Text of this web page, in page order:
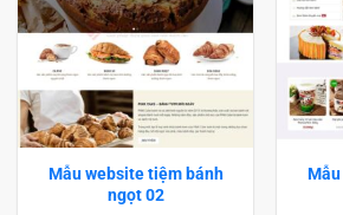
Mẫu website tiệm bánh
ngọt 02